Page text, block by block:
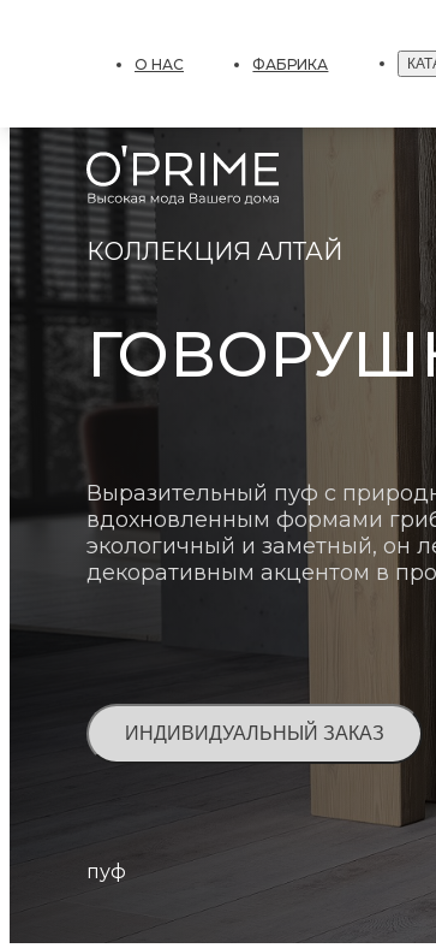
О НАС ФАБРИКА
КОЛЛЕКЦИЯ АЛТАЙ
Выразительный пуф с
вдохновленным формами
экологичный и заметный, он
декоративным акцентом в
ИНДИВИДУАЛЬНЫЙ ЗАКАЗ
пуф